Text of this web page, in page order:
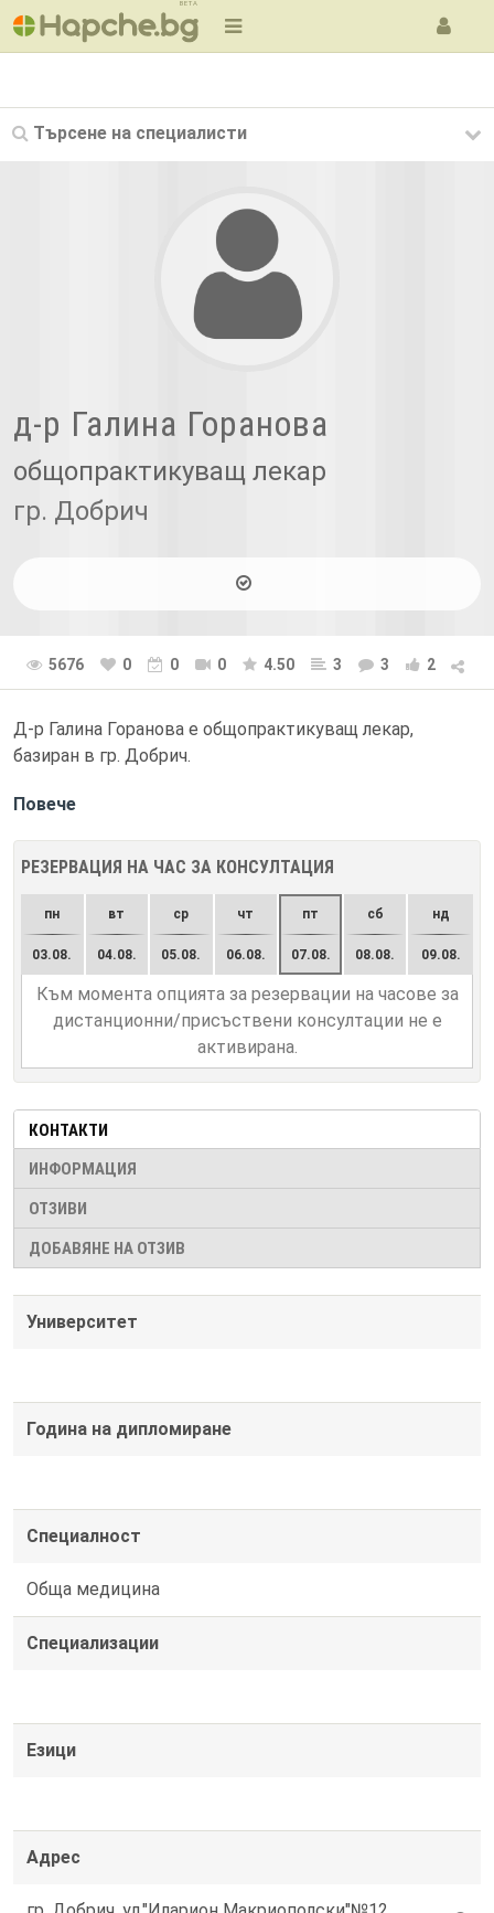
BETA
Търсене на специалисти
д-р Галина Горанова
общопрактикуващ лекар
гр. Добрич
5676 0 0 0 4.50 3 3 2
Д-р Галина Горанова е общопрактикуващ лекар,
базиран в гр. Добрич.
Повече
РЕЗЕРВАЦИЯ НА ЧАС ЗА КОНСУЛТАЦИЯ
пн
03.08.
вт
04.08.
ср
05.08.
чт
06.08.
пт
07.08.
сб
08.08.
нд
09.08.
Към момента опцията за резервации на часове за
дистанционни/присъствени консултации не е
активирана.
КОНТАКТИ
ИНФОРМАЦИЯ
ОТЗИВИ
ДОБАВЯНЕ НА ОТЗИВ
Университет
Година на дипломиране
Специалност
Обща медицина
Специализации
Езици
Адрес